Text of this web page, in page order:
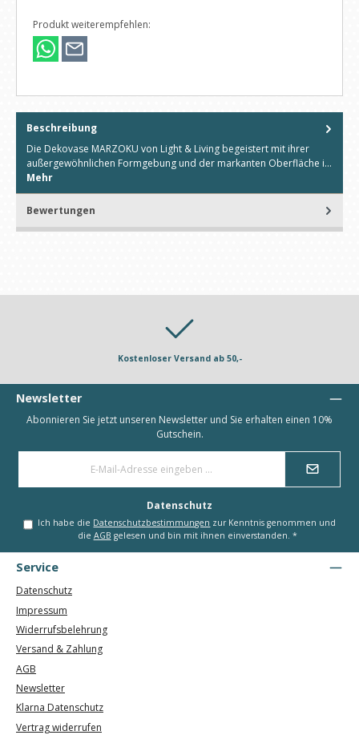
Produkt weiterempfehlen:
Beschreibung
Die Dekovase MARZOKU von Light & Living begeistert mit ihrer
außergewöhnlichen Formgebung und der markanten Oberfläche i…
Mehr
Bewertungen
Kostenloser Versand ab 50,-
Newsletter
Abonnieren Sie jetzt unseren Newsletter und Sie erhalten einen 10%
Gutschein.
Datenschutz
Ich habe die Datenschutzbestimmungen zur Kenntnis genommen und
die AGB gelesen und bin mit ihnen einverstanden. *
Service
Datenschutz
Impressum
Widerrufsbelehrung
Versand & Zahlung
AGB
Newsletter
Klarna Datenschutz
Vertrag widerrufen